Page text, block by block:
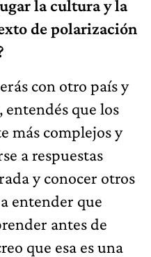
la cultura y la
de polarización
con otro país y
entendés que los
más complejos y
a respuestas
y conocer otros
entender que
antes de
que esa es una